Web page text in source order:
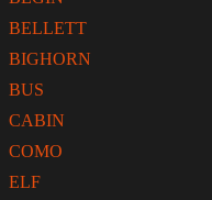
BELLETT
BIGHORN
BUS
CABIN
COMO
ELF